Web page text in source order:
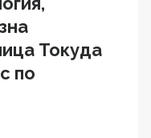
Токуда
по